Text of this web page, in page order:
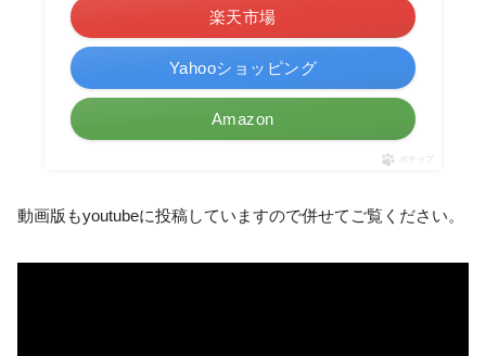
楽天市場
Yahooショッピング
Amazon
ポチップ
動画版もyoutubeに投稿していますので併せてご覧ください。